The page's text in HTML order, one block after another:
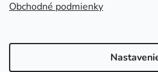
Obchodné podmienky
Kolex, s.r.o. - webstránka
Honda Linked In